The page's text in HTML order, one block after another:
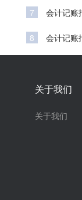
7 会计记账
8 会计记账
关于我们
关于我们